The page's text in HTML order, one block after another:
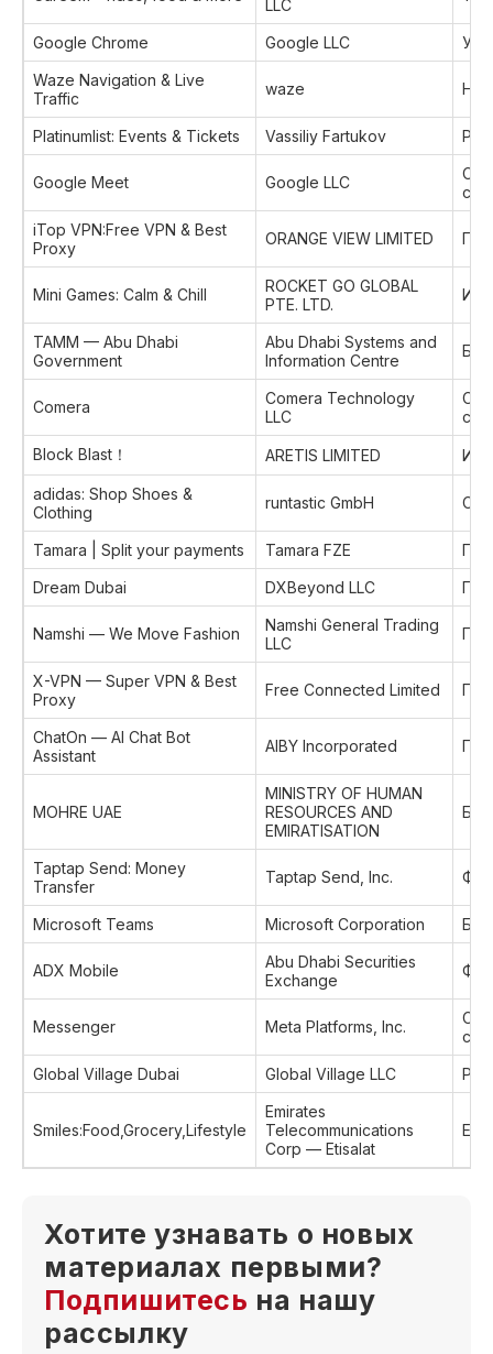
LLC
Google Chrome Google LLC
Waze Navigation & Live
Traffic
waze
Platinumlist: Events & Tickets Vassiliy Fartukov
Google Meet Google LLC
iTop VPN:Free VPN & Best
Proxy
ORANGE VIEW LIMITED
Mini Games: Calm & Chill
ROCKET GO GLOBAL
PTE. LTD.
TAMM — Abu Dhabi
Government
Abu Dhabi Systems and
Information Centre
Comera
Comera Technology
LLC
Block Blast！
ARETIS LIMITED
adidas: Shop Shoes &
Clothing
runtastic GmbH
Tamara | Split your payments Tamara FZE
Dream Dubai
DXBeyond LLC
Namshi — We Move Fashion
Namshi General Trading
LLC
X-VPN — Super VPN & Best
Proxy
Free Connected Limited
ChatOn — AI Chat Bot
Assistant
AIBY Incorporated
MOHRE UAE
MINISTRY OF HUMAN
RESOURCES AND
EMIRATISATION
Taptap Send: Money
Transfer
Taptap Send, Inc.
Microsoft Teams Microsoft Corporation
ADX Mobile
Abu Dhabi Securities
Exchange
Messenger Meta Platforms, Inc.
Global Village Dubai
Global Village LLC
Smiles:Food,Grocery,Lifestyle
Emirates
Telecommunications
Corp — Etisalat
Еда
Хотите узнавать о новых
материалах первыми?
Подпишитесь на нашу
рассылку